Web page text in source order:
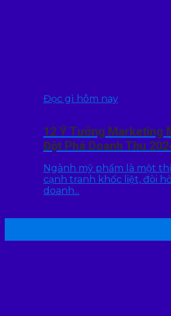
Đọc gì hôm nay
12 Ý Tưởng Marketing
Đột Phá Doanh Thu
Ngành mỹ phẩm là một
cạnh tranh khốc liệt, đòi
doanh...